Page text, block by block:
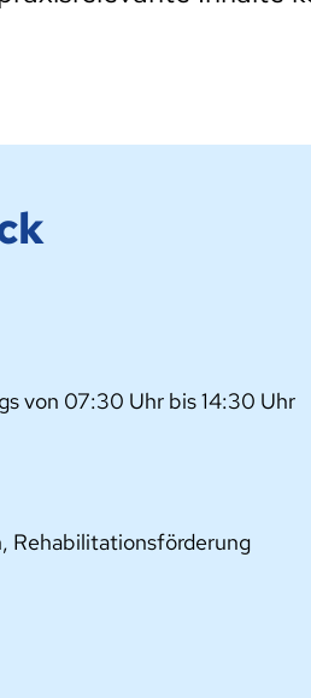
von 07:30 Uhr bis 14:30 Uhr
Rehabilitationsförderung